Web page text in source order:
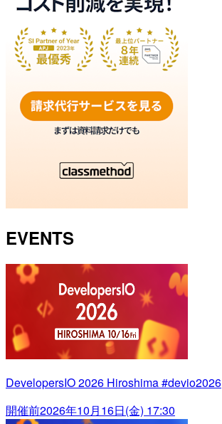
EVENTS
DevelopersIO 2026 Hiroshima #devio2026
開催前2026年10月16日(金) 17:30